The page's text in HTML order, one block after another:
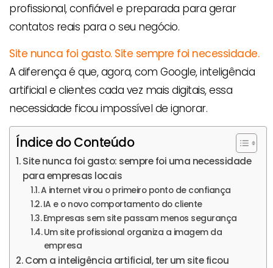
profissional, confiável e preparada para gerar
contatos reais para o seu negócio.
Site nunca foi gasto. Site sempre foi necessidade.
A diferença é que, agora, com Google, inteligência
artificial e clientes cada vez mais digitais, essa
necessidade ficou impossível de ignorar.
Índice do Conteúdo
Site nunca foi gasto: sempre foi uma necessidade
para empresas locais
A internet virou o primeiro ponto de confiança
IA e o novo comportamento do cliente
Empresas sem site passam menos segurança
Um site profissional organiza a imagem da
empresa
Com a inteligência artificial, ter um site ficou